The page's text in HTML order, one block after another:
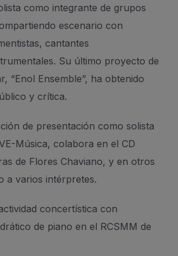
como integrante de grupos
escenario con
cantantes
Su último proyecto de
“Enol Ensemble”, ha obtenido
y crítica.
de presentación como solista
Música, colabora en el CD
de Flores Chaviano, y en otros
a varios intérpretes.
concertística con
de piano en el RCSMM de